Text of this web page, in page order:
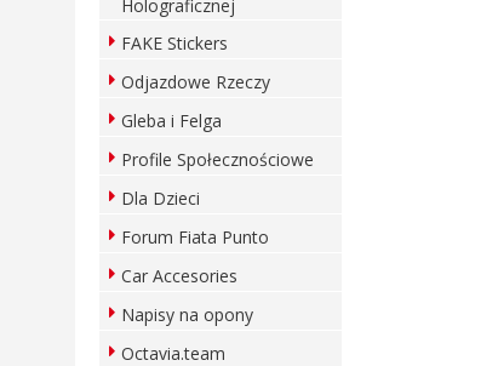
Holograficznej
FAKE Stickers
Odjazdowe Rzeczy
Gleba i Felga
Profile Społecznościowe
Dla Dzieci
Forum Fiata Punto
Car Accesories
Napisy na opony
Octavia.team